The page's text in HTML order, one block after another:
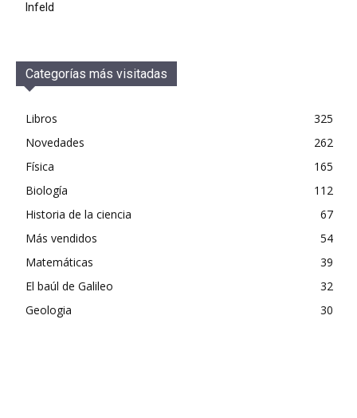
Infeld
Categorías más visitadas
Libros
325
Novedades
262
Física
165
Biología
112
Historia de la ciencia
67
Más vendidos
54
Matemáticas
39
El baúl de Galileo
32
Geologia
30